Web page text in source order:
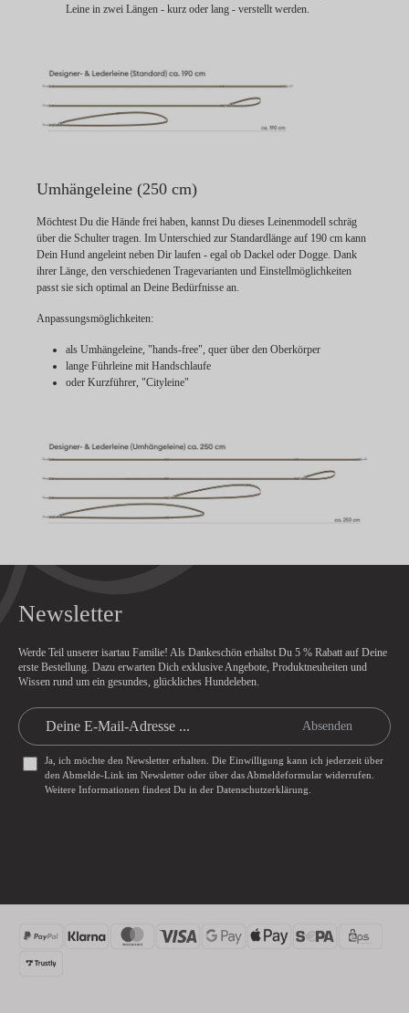
Leine in zwei Längen - kurz oder lang - verstellt werden.
Umhängeleine (250 cm)
Möchtest Du die Hände frei haben, kannst Du dieses Leinenmodell schräg
über die Schulter tragen. Im Unterschied zur Standardlänge auf 190 cm kann
Dein Hund angeleint neben Dir laufen - egal ob Dackel oder Dogge. Dank
ihrer Länge, den verschiedenen Tragevarianten und Einstellmöglichkeiten
passt sie sich optimal an Deine Bedürfnisse an.
Anpassungsmöglichkeiten:
als Umhängeleine, "hands-free", quer über den Oberkörper
lange Führleine mit Handschlaufe
oder Kurzführer, "Cityleine"
Newsletter
Werde Teil unserer isartau Familie! Als Dankeschön erhältst Du 5 % Rabatt auf Deine
erste Bestellung. Dazu erwarten Dich exklusive Angebote, Produktneuheiten und
Wissen rund um ein gesundes, glückliches Hundeleben.
Absenden
Ja, ich möchte den Newsletter erhalten. Die Einwilligung kann ich jederzeit über
den Abmelde-Link im Newsletter oder über das Abmeldeformularwiderrufen.
Weitere Informationen findest Du in der Datenschutzerklärung